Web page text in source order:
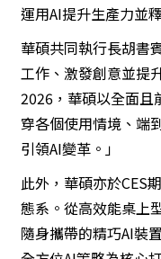
運用AI提升生產力並
華碩共同執行長胡書
工作、激發創意並提
2026，華碩以全面且
穿各個使用情境、端
引領AI變革。」
此外，華碩亦於CES
態系。從高效能桌上
隨身攜帶的精巧AI裝